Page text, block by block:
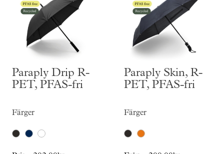
Paraply Drip R-
PET, PFAS-fri
Färger
Paraply Skin, R-
PET, PFAS-fri
Färger